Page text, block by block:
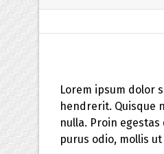
Lorem ipsum dolor
hendrerit. Quisque
nulla. Proin
purus odio, mollis